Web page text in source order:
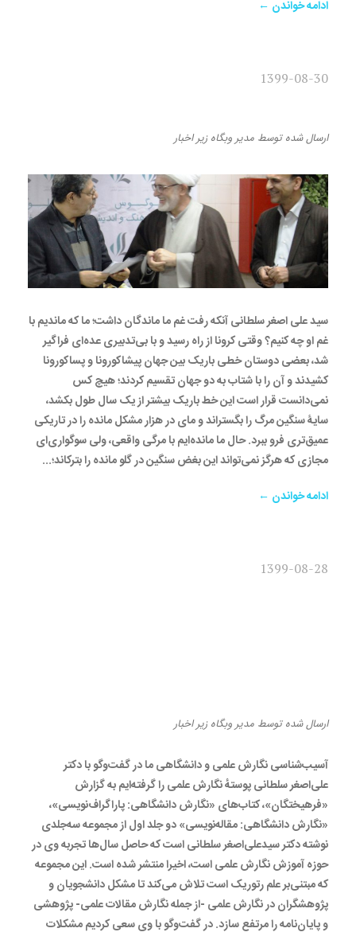
ادامه خواندن ←
1399-08-30
ارسال شدهتوسط مدیر وبگاه زیراخبار
سید علی اصغر سلطانی آنکه رفت غم ما ماندگان داشت؛ ما که ماندیم با
غم او چه کنیم؟ وقتی کرونا از راه رسید و با بی‌تدبیری عده‌ای فراگیر
شد، بعضی دوستان خطی باریک بین جهان پیشاکورونا و پساکورونا
کشیدند و آن را با شتاب به دو جهان تقسیم کردند؛ هیچ کس
نمی‌دانست قرار است این خط باریک بیشتر از یک سال طول بکشد،
سایۀ سنگین مرگ را بگستراند و مای در هزار مشکل مانده را در تاریکی
عمیق‌تری فرو ببرد. حال ما مانده‌ایم با مرگی واقعی، ولی سوگواری‌ای
مجازی‌ که هرگز نمی‌تواند این بغض سنگین در گلو مانده را بترکاند؛...
ادامه خواندن ←
1399-08-28
ارسال شدهتوسط مدیر وبگاه زیراخبار
آسیب‌شناسی نگارش علمی و دانشگاهی ما در گفت‌وگو با دکتر
علی‌اصغر سلطانی پوستهٔ نگارش علمی را گرفته‌ایم به گزارش
«فرهیختگان»، کتاب‌های «نگارش دانشگاهی: پاراگراف‌نویسی»،
«نگارش دانشگاهی: مقاله‌نویسی» دو جلد اول از مجموعه سه‌جلدی
نوشته دکتر سیدعلی‌اصغر سلطانی است که حاصل سال‌ها تجربه وی در
حوزه آموزش نگارش علمی است، اخیرا منتشر شده است. این مجموعه
که مبتنی‌بر علم رتوریک است تلاش می‌کند تا مشکل دانشجویان و
پژوهشگران در نگارش علمی -از جمله نگارش مقالات علمی- پژوهشی
و پایان‌نامه را مرتفع سازد. در گفت‌وگو با وی سعی کردیم مشکلات